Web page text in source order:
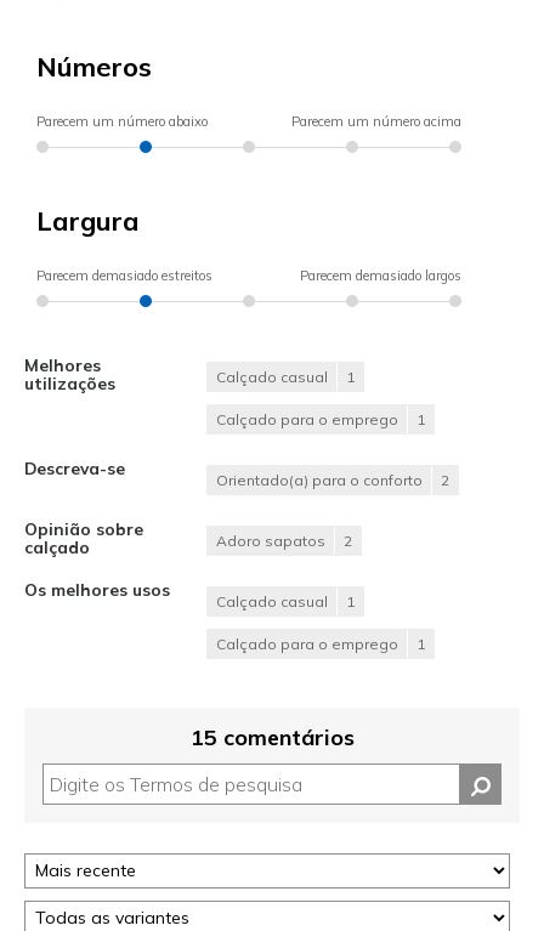
Números
Parecem um número abaixo Parecem um número acima
Largura
Parecem demasiado estreitos Parecem demasiado largos
Melhores
utilizações
Calçado casual 1
Calçado para o emprego 1
Descreva-se
Orientado(a) para o conforto 2
Opinião sobre
calçado
Adoro sapatos 2
Os melhores usos
Calçado casual 1
Calçado para o emprego 1
15 comentários